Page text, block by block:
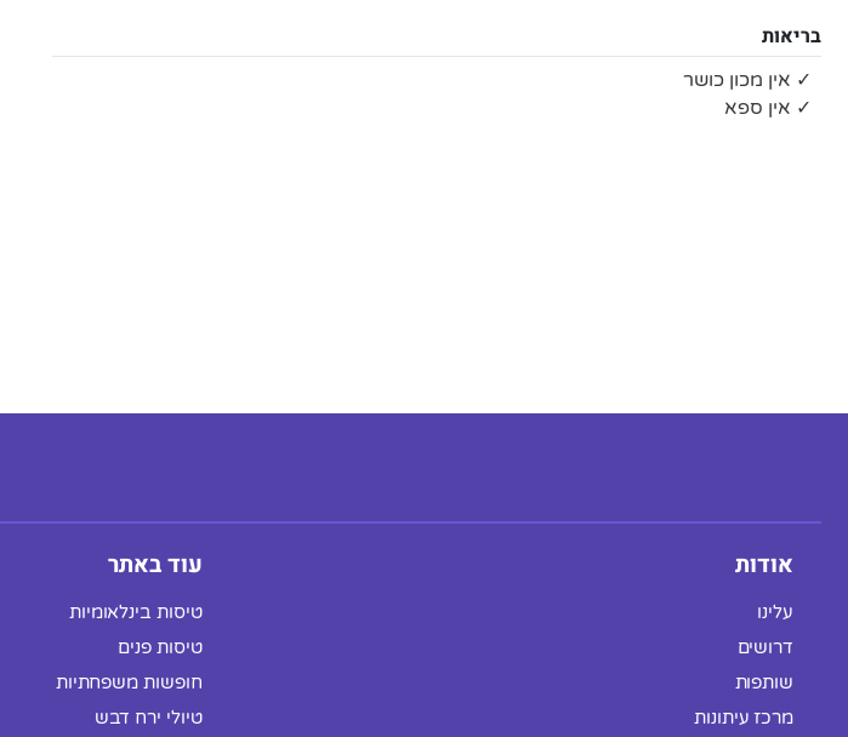
בריאות
✓ אין מכון כושר
✓ אין ספא
אודות
עלינו
דרושים
שותפות
מרכז עיתונות
עוד באתר
טיסות בינלאומיות
טיסות פנים
חופשות משפחתיות
טיולי ירח דבש